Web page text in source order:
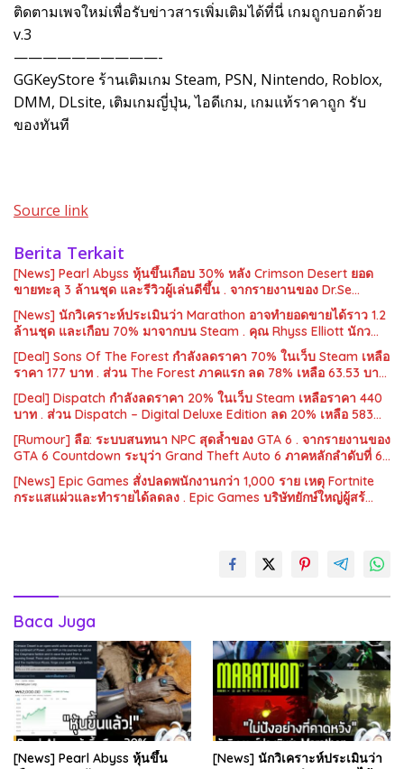
ติดตามเพจใหม่เพื่อรับข่าวสารเพิ่มเติมได้ที่นี่ เกมถูกบอกด้วย
v.3
——————————-
GGKeyStore ร้านเติมเกม Steam, PSN, Nintendo, Roblox,
DMM, DLsite, เติมเกมญี่ปุ่น, ไอดีเกม, เกมแท้ราคาถูก รับ
ของทันที
Source link
Berita Terkait
[News] Pearl Abyss หุ้นขึ้นเกือบ 30% หลัง Crimson Desert ยอด
ขายทะลุ 3 ล้านชุด และรีวิวผู้เล่นดีขึ้น . จากรายงานของ Dr.Se…
[News] นักวิเคราะห์ประเมินว่า Marathon อาจทำยอดขายได้ราว 1.2
ล้านชุด และเกือบ 70% มาจากบน Steam . คุณ Rhyss Elliott นักว…
[Deal] Sons Of The Forest กำลังลดราคา 70% ในเว็บ Steam เหลือ
ราคา 177 บาท . ส่วน The Forest ภาคแรก ลด 78% เหลือ 63.53 บา…
[Deal] Dispatch กำลังลดราคา 20% ในเว็บ Steam เหลือราคา 440
บาท . ส่วน Dispatch – Digital Deluxe Edition ลด 20% เหลือ 583…
[Rumour] ลือ: ระบบสนทนา NPC สุดล้ำของ GTA 6 . จากรายงานของ
GTA 6 Countdown ระบุว่า Grand Theft Auto 6 ภาคหลักลำดับที่ 6…
[News] Epic Games สั่งปลดพนักงานกว่า 1,000 ราย เหตุ Fortnite
กระแสแผ่วและทำรายได้ลดลง . Epic Games บริษัทยักษ์ใหญ่ผู้สร้…
Baca Juga
[News] Pearl Abyss หุ้นขึ้น
[News] นักวิเคราะห์ประเมินว่า